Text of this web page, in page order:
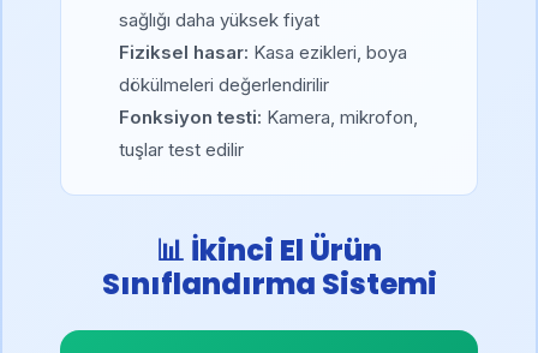
sağlığı daha yüksek fiyat
Fiziksel hasar: Kasa ezikleri, boya
dökülmeleri değerlendirilir
Fonksiyon testi: Kamera, mikrofon,
tuşlar test edilir
📊 İkinci El Ürün
Sınıflandırma Sistemi